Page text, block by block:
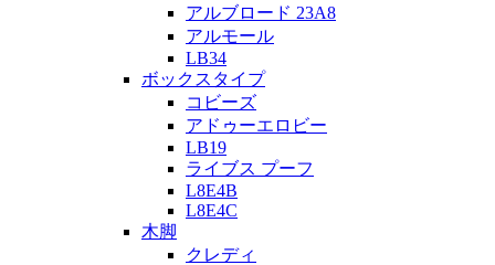
アルブロード 23A8
アルモール
LB34
ボックスタイプ
コビーズ
アドゥーエロビー
LB19
ライブス プーフ
L8E4B
L8E4C
木脚
クレディ